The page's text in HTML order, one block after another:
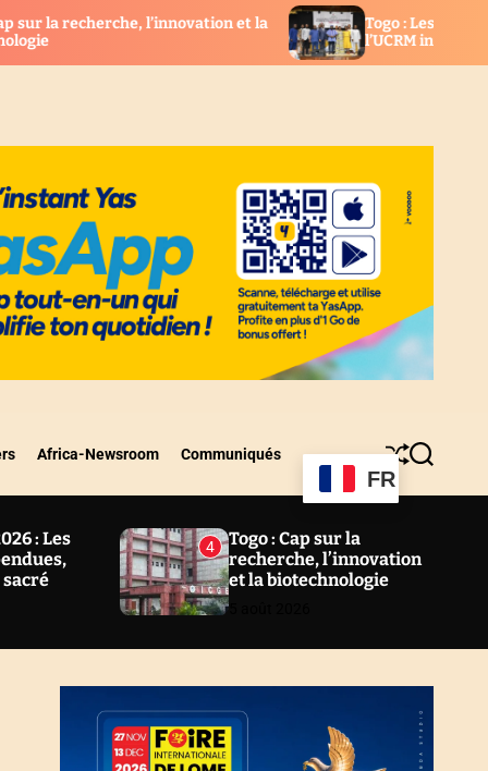
et la
Togo : Les nouveaux élus consulaires de
l’UCRM installés
Africa-Newsroom Communiqués
FR
h
e
S
a
h
: Les
4
Togo : Cap sur la
recherche, l’innovation
et la biotechnologie
5 août 2026